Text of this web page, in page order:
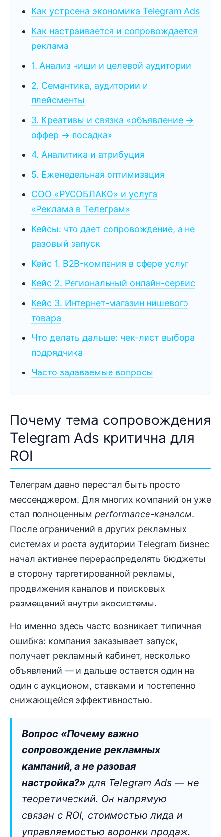
Как устроена экономика Telegram Ads
Как настраивается и сопровождается
реклама
1. Анализ ниши и целевой аудитории
2. Семантика, аудитории и
плейсменты
3. Креативы и связка «объявление →
оффер → посадка»
4. Аналитика и атрибуция
5. Еженедельная оптимизация
ООО «РУСОБЛАКО» и услуга
«Реклама в Телеграм»
Кейсы: что дает сопровождение, а не
разовый запуск
Кейс 1. B2B-компания в сфере услуг
Кейс 2. Региональный онлайн-сервис
Кейс 3. Интернет-магазин нишевого
товара
Что делать дальше: чек-лист выбора
подрядчика
Часто задаваемые вопросы
Почему тема сопровождения
Telegram Ads критична для
ROI
Телеграм давно перестал быть просто
мессенджером. Для многих компаний он уже
стал полноценным performance-каналом.
После ограничений в других рекламных
системах и роста аудитории Telegram бизнес
начал активнее перераспределять бюджеты
в сторону таргетированной рекламы,
продвижения каналов и поисковых
размещений внутри экосистемы.
Но именно здесь часто возникает типичная
ошибка: компания заказывает запуск,
получает рекламный кабинет, несколько
объявлений — и дальше остается один на
один с аукционом, ставками и постепенно
снижающейся эффективностью.
Вопрос «Почему важно
сопровождение рекламных
кампаний, а не разовая
настройка?» для Telegram Ads — не
теоретический. Он напрямую
связан с ROI, стоимостью лида и
управляемостью воронки продаж.